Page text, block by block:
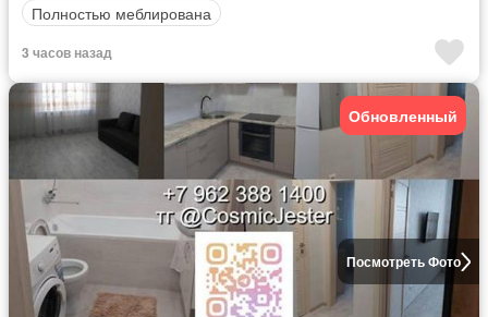
Полностью меблирована
3 часов назад
Посмотреть Фото
Обновленный